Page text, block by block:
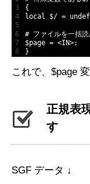
3
4
5
6
7
8
{
local
$/ = undef
# ファイルを一括読
$page = <IN>;
}
これで、$page
正規表
す
SGF データ ↓